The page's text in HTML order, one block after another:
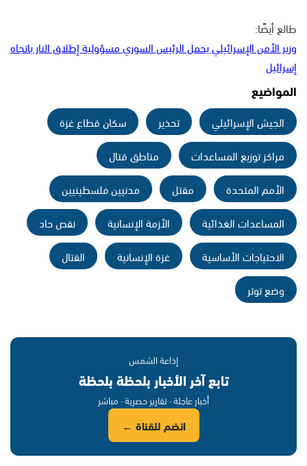
طالع أيضًا:
وزير الأمن الإسرائيلي يحمل الرئيس السوري مسؤولية إطلاق النار باتجاه
إسرائيل
المواضيع
الجيش الإسرائيلي تحذير
سكان قطاع غزة
مراكز توزيع المساعدات
مناطق قتال
الأمم المتحدة
مقتل
مدنيين فلسطينيين
المساعدات الغذائية
الأزمة الإنسانية
نقص حاد
الاحتياجات الأساسية
غزة الإنسانية
القتال
وضع توتر
إذاعة الشمس
تابع آخر الأخبار بلحظة بلحظة
أخبار عاجلة · تقارير حصرية · مباشر
انضم للقناة ←